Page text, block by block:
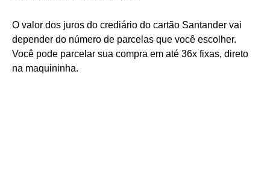
O valor dos juros do crediário do cartão Santander vai
depender do número de parcelas que você escolher.
Você pode parcelar sua compra em até 36x fixas, direto
na maquininha.